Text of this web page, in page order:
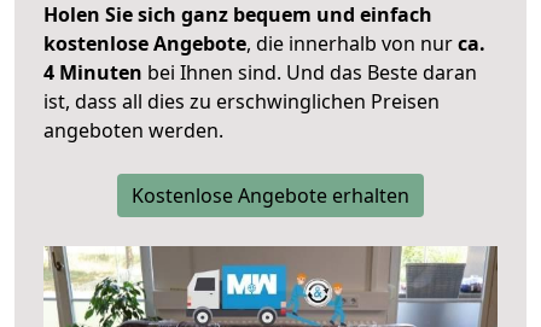
Holen Sie sich ganz bequem und einfach
kostenlose Angebote, die innerhalb von nurca.
4 Minuten bei Ihnen sind. Und das Beste daran
ist, dass all dies zu erschwinglichen Preisen
angeboten werden.
Kostenlose Angebote erhalten